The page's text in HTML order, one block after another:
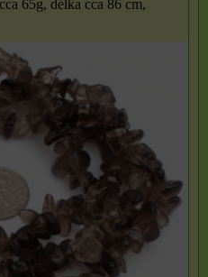
65g, délka cca 86 cm,